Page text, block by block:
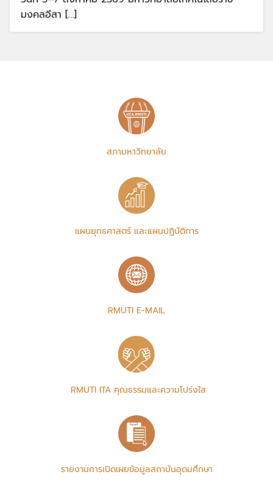
มงคลอีสา […]
สภามหาวิทยาลัย
แผนยุทธศาสตร์ และแผนปฏิบัติการ
RMUTI E-MAIL
RMUTI ITA คุณธรรมและความโปร่งใส
รายงานการเปิดเผยข้อมูลสถาบันอุดมศึกษา